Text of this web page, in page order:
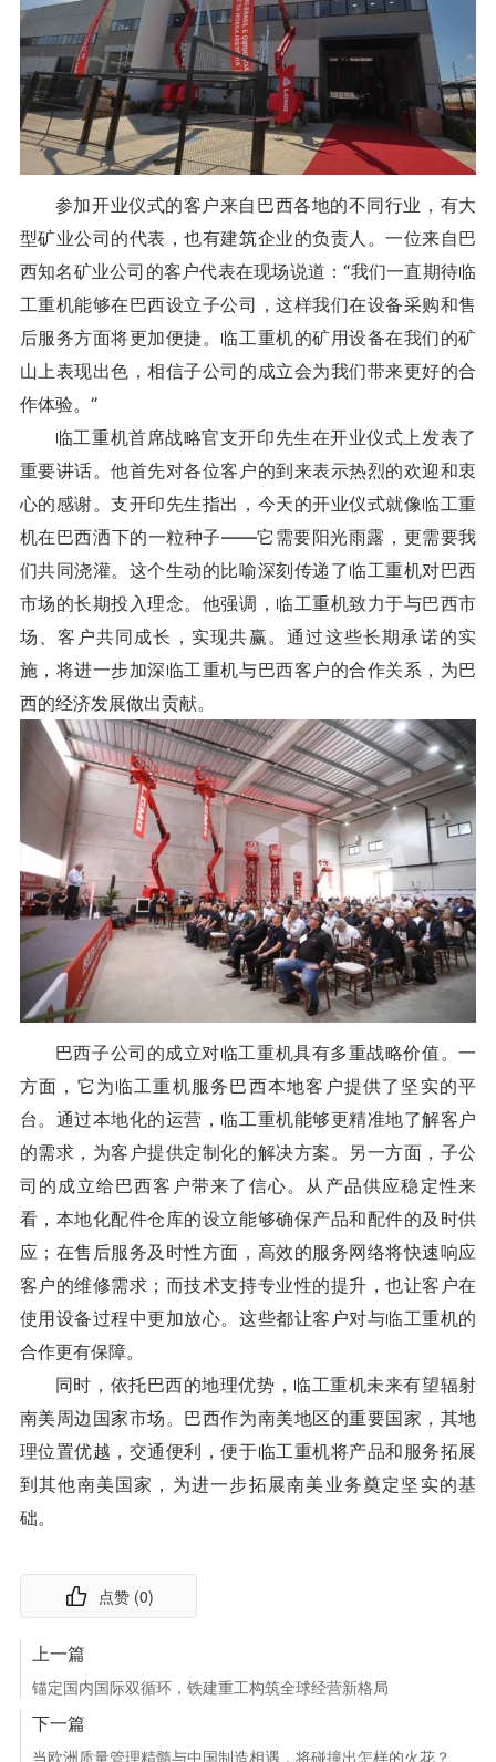
参加开业仪式的客户来自巴西各地的不同行业，有大
型矿业公司的代表，也有建筑企业的负责人。一位来自巴
西知名矿业公司的客户代表在现场说道：“我们一直期待临
工重机能够在巴西设立子公司，这样我们在设备采购和售
后服务方面将更加便捷。临工重机的矿用设备在我们的矿
山上表现出色，相信子公司的成立会为我们带来更好的合
作体验。”
临工重机首席战略官支开印先生在开业仪式上发表了
重要讲话。他首先对各位客户的到来表示热烈的欢迎和衷
心的感谢。支开印先生指出，今天的开业仪式就像临工重
机在巴西洒下的一粒种子——它需要阳光雨露，更需要我
们共同浇灌。这个生动的比喻深刻传递了临工重机对巴西
市场的长期投入理念。他强调，临工重机致力于与巴西市
场、客户共同成长，实现共赢。通过这些长期承诺的实
施，将进一步加深临工重机与巴西客户的合作关系，为巴
西的经济发展做出贡献。
巴西子公司的成立对临工重机具有多重战略价值。一
方面，它为临工重机服务巴西本地客户提供了坚实的平
台。通过本地化的运营，临工重机能够更精准地了解客户
的需求，为客户提供定制化的解决方案。另一方面，子公
司的成立给巴西客户带来了信心。从产品供应稳定性来
看，本地化配件仓库的设立能够确保产品和配件的及时供
应；在售后服务及时性方面，高效的服务网络将快速响应
客户的维修需求；而技术支持专业性的提升，也让客户在
使用设备过程中更加放心。这些都让客户对与临工重机的
合作更有保障。
同时，依托巴西的地理优势，临工重机未来有望辐射
南美周边国家市场。巴西作为南美地区的重要国家，其地
理位置优越，交通便利，便于临工重机将产品和服务拓展
到其他南美国家，为进一步拓展南美业务奠定坚实的基
础。
点赞 (0)
上一篇
锚定国内国际双循环，铁建重工构筑全球经营新格局
下一篇
当欧洲质量管理精髓与中国制造相遇，将碰撞出怎样的火花？